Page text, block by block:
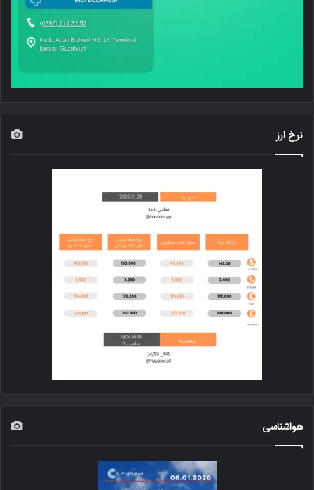
نرخ ارز
هواشناسی